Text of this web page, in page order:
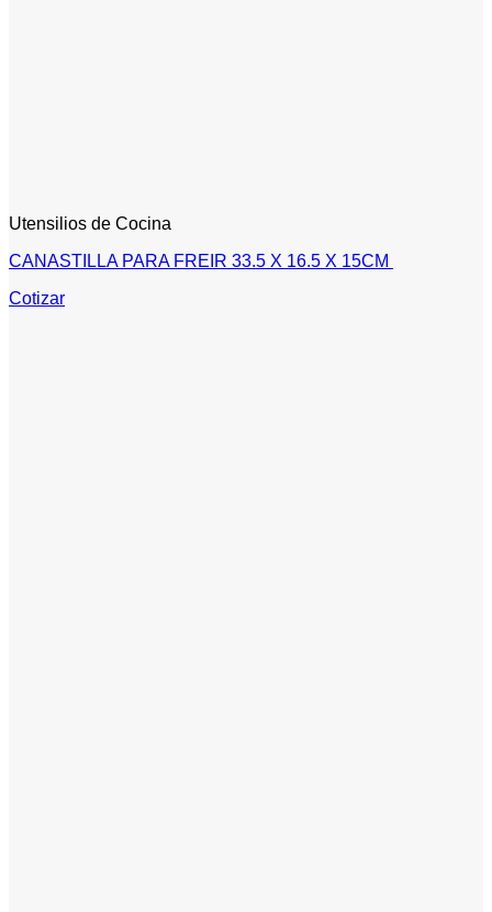
Utensilios de Cocina
CANASTILLA PARA FREIR 33.5 X 16.5 X 15CM
Cotizar